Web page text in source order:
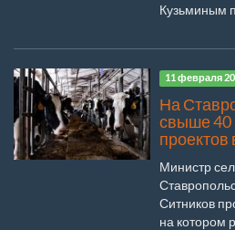
Кузьминым
11 февраля
На
свыше 40
Министр
Ситников
на котором